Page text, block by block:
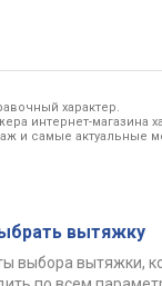
характер.
интернет-магазина
и самые актуальные
вытяжку
выбора вытяжки,